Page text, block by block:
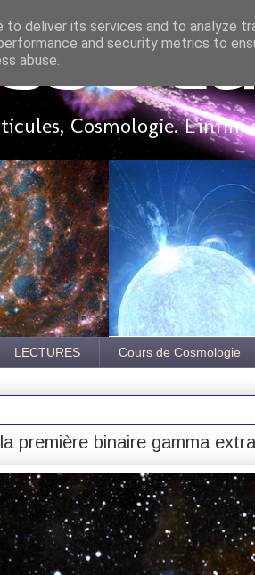
Cosmologie. L'infini
LECTURES Cours de Cosmologie
première binaire gamma
deliver its services and to analyze
and security metrics to
abuse.